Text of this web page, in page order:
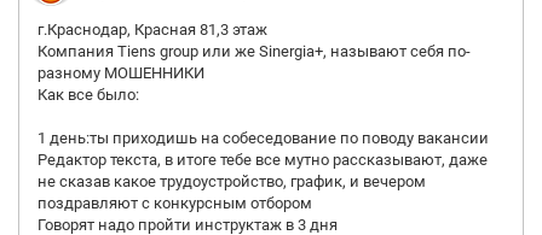
г.Краснодар, Красная 81,3 этаж
Компания Tiens group или же Sinergia+, называют себя по-
разному МОШЕННИКИ
Как все было:
1 день:ты приходишь на собеседование по поводу вакансии
Редактор текста, в итоге тебе все мутно рассказывают, даже
не сказав какое трудоустройство, график, и вечером
поздравляют с конкурсным отбором
Говорят надо пройти инструктаж в 3 дня